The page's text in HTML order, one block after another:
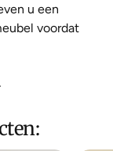
u een
voordat